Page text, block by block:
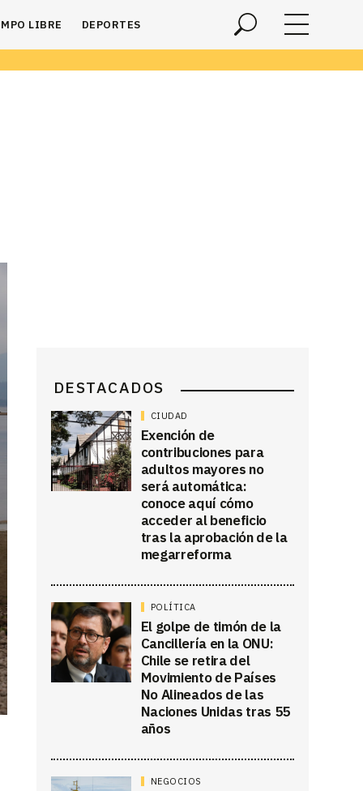
LIBRE DEPORTES
DESTACADOS
CIUDAD
Exención de
contribuciones para
adultos mayores no
será automática:
conoce aquí cómo
acceder al beneficio
tras la aprobación de la
megarreforma
POLÍTICA
El golpe de timón de la
Cancillería en la ONU:
Chile se retira del
Movimiento de Países
No Alineados de las
Naciones Unidas tras 55
años
NEGOCIOS